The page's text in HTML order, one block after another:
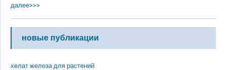
далее>>>
новые публикации
хелат железа для растений